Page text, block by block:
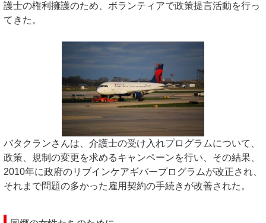
護士の権利擁護のため、ボランティアで政策提言活動を行っ
てきた。
バタクランさんは、介護士の受け入れプログラムについて、
政策、規制の変更を求めるキャンペーンを行い、その結果、
2010年に政府のリブインケアギバープログラムが改正され、
それまで問題の多かった雇用契約の手続きが改善された。